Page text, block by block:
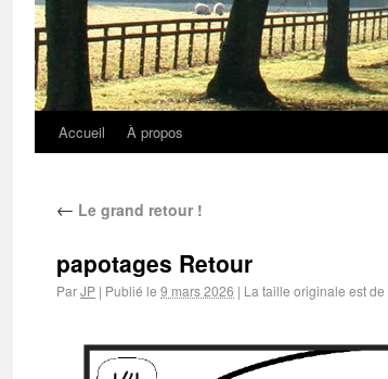
Accueil À propos
← Le grand retour !
papotages Retour
ParJP | Publié le 9 mars 2026 | La taille originale est de